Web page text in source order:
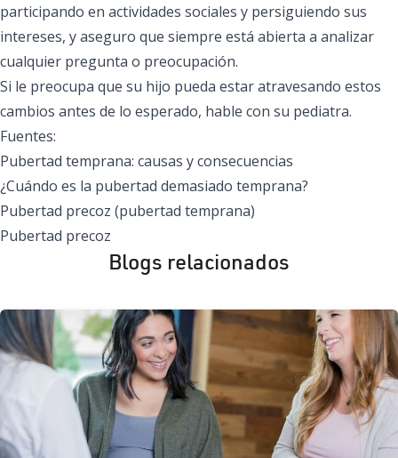
participando en actividades sociales y persiguiendo sus
intereses, y aseguro que siempre está abierta a analizar
cualquier pregunta o preocupación.
Si le preocupa que su hijo pueda estar atravesando estos
cambios antes de lo esperado, hable con su pediatra.
Fuentes:
Pubertad temprana: causas y consecuencias
¿Cuándo es la pubertad demasiado temprana?
Pubertad precoz (pubertad temprana)
Pubertad precoz
Blogs relacionados